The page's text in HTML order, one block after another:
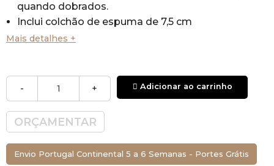
quando dobrados.
Inclui colchão de espuma de 7,5 cm
Inclui cobertura para armazenamento limpo.
Dobrado: 101 x 24 x 102 cm (Comprimento x
Largura x Altura)
Aberto: 101 x 67 x 102 cm (Comprimento x
Largura x Altura)
Colchão: 94 x 60 x 7cm (Comprimento x Largura
x Espessura)
Mais detalhes +
- + Adicionar ao carrinho
ORÇAMENTAR
Envio Portugal Continental 5 a 6 Semanas - Portes Grátis